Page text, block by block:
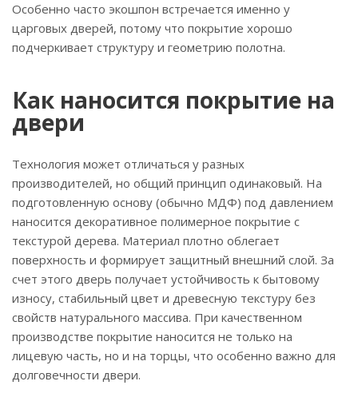
Особенно часто экошпон встречается именно у
царговых дверей, потому что покрытие хорошо
подчеркивает структуру и геометрию полотна.
Как наносится покрытие на
двери
Технология может отличаться у разных
производителей, но общий принцип одинаковый. На
подготовленную основу (обычно МДФ) под давлением
наносится декоративное полимерное покрытие с
текстурой дерева. Материал плотно облегает
поверхность и формирует защитный внешний слой. За
счет этого дверь получает устойчивость к бытовому
износу, стабильный цвет и древесную текстуру без
свойств натурального массива. При качественном
производстве покрытие наносится не только на
лицевую часть, но и на торцы, что особенно важно для
долговечности двери.